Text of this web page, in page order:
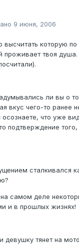
9 июня, 2006
высчитать которую по
твоя
ли вы о
вкус чего-то ранее
осознаете, что уже
подтверждение
сталкивался
на самом деле
и в прошлых жизнях!
девушку тянет на